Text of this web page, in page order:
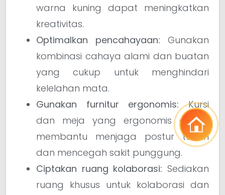
warna kuning dapat meningkatkan
kreativitas.
Optimalkan pencahayaan: Gunakan
kombinasi cahaya alami dan buatan
yang cukup untuk menghindari
kelelahan mata.
Gunakan furnitur ergonomis: Kursi
dan meja yang ergonomis dapat
membantu menjaga postur tubuh
dan mencegah sakit punggung.
Ciptakan ruang kolaborasi: Sediakan
ruang khusus untuk kolaborasi dan